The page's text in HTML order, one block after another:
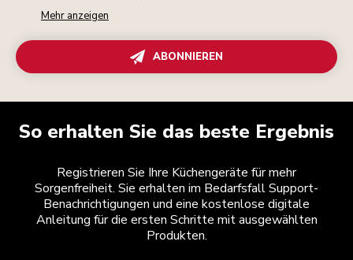
Mehr anzeigen
ABONNIEREN
So erhalten Sie das beste Ergebnis
Registrieren Sie Ihre Küchengeräte für mehr
Sorgenfreiheit. Sie erhalten im Bedarfsfall Support-
Benachrichtigungen und eine kostenlose digitale
Anleitung für die ersten Schritte mit ausgewählten
Produkten.